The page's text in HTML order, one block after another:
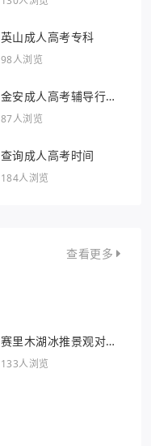
英山成人高考专科
98人浏览
金安成人高考辅导行业
的文章
87人浏览
查询成人高考时间
184人浏览
查看更多
赛里木湖冰推景观对我
眼睛很好
133人浏览